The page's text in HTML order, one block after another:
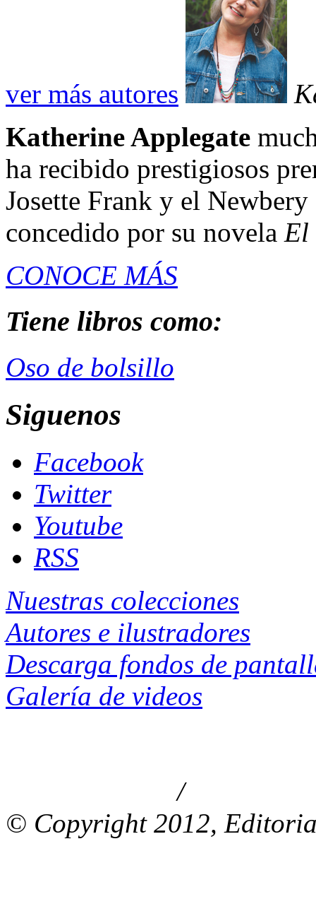
ver más autores
Katherine Applegate
ha recibido prestigiosos
Josette Frank y el
concedido por su novela El
CONOCE MÁS
Tiene libros como:
Oso de bolsillo
Siguenos
Facebook
Twitter
Youtube
RSS
Nuestras colecciones
Autores e ilustradores
Descarga fondos de
Galería de videos
/
© Copyright 2012,